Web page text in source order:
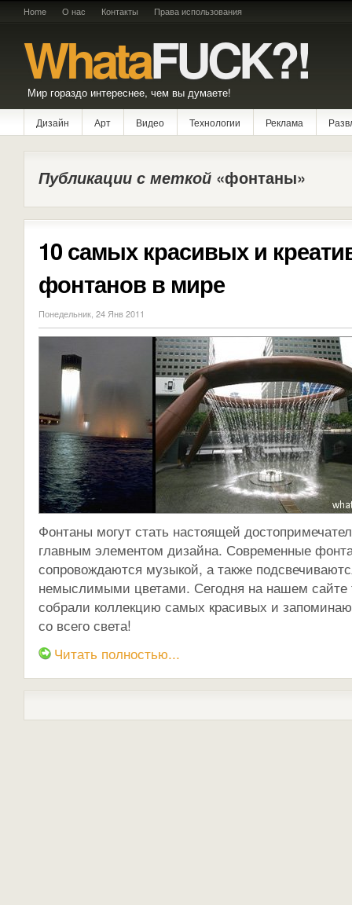
Home О нас Контакты Права использования
WhataFUCK?!
Мир гораздо интереснее, чем вы думаете!
Дизайн Арт Видео Технологии Реклама
Публикации с меткой «фонтаны»
10 самых красивых и
фонтанов в мире
Понедельник, 24 Янв 2011
Фонтаны могут стать настоящей
главным элементом дизайна. Современные
сопровождаются музыкой, а также
немыслимыми цветами. Сегодня на нашем
собрали коллекцию самых красивых и
со всего света!
Читать полностью...